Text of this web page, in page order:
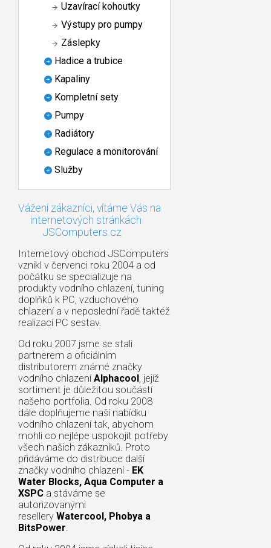
Uzavírací kohoutky
Výstupy pro pumpy
Záslepky
Hadice a trubice
Kapaliny
Kompletní sety
Pumpy
Radiátory
Regulace a monitorování
Služby
Vážení zákazníci, vítáme Vás na
internetových stránkách
JSComputers.cz
Internetový obchod JSComputers
vznikl v červenci roku 2004 a od
počátku se specializuje na
produkty vodního chlazení, tuning
doplňků k PC, vzduchového
chlazení a v neposlední řadě taktéž
realizací PC sestav.
Od roku 2007 jsme se stali
partnerem a oficiálním
distributorem známé značky
vodního chlazení Alphacool, jejíž
sortiment je důležitou součástí
našeho portfolia. Od roku 2008
dále doplňujeme naší nabídku
vodního chlazení tak, abychom
mohli co nejlépe uspokojit potřeby
všech našich zákazníků. Proto
přidáváme do distribuce další
značky vodního chlazení - EK
Water Blocks, Aqua Computer a
XSPC a stáváme se
autorizovanými
resellery Watercool, Phobya a
BitsPower.